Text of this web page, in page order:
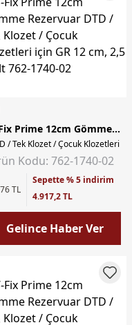
cm, 2,5 / 4 lt
V-Fix Prime 12cm Gömme Rezervuar
/ Tek Klozet / Çocuk Klozetleri
Kodu: 762-1740-02
TL
Sepette % 5 indirim
4.917,2 TL
Gelince Haber Ver